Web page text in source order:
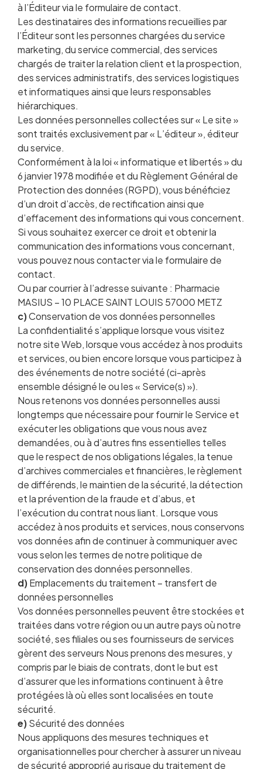
à l’Éditeur via le formulaire de contact.
Les destinataires des informations recueillies par
l’Éditeur sont les personnes chargées du service
marketing, du service commercial, des services
chargés de traiter la relation client et la prospection,
des services administratifs, des services logistiques
et informatiques ainsi que leurs responsables
hiérarchiques.
Les données personnelles collectées sur « Le site »
sont traités exclusivement par « L’éditeur », éditeur
du service.
Conformément à la loi « informatique et libertés » du
6 janvier 1978 modifiée et du Règlement Général de
Protection des données (RGPD), vous bénéficiez
d’un droit d’accès, de rectification ainsi que
d’effacement des informations qui vous concernent.
Si vous souhaitez exercer ce droit et obtenir la
communication des informations vous concernant,
vous pouvez nous contacter via le formulaire de
contact.
Ou par courrier à l’adresse suivante : Pharmacie
MASIUS – 10 PLACE SAINT LOUIS 57000 METZ
c)Conservation de vos données personnelles
La confidentialité s’applique lorsque vous visitez
notre site Web, lorsque vous accédez à nos produits
et services, ou bien encore lorsque vous participez à
des événements de notre société (ci-après
ensemble désigné le ou les « Service(s) »).
Nous retenons vos données personnelles aussi
longtemps que nécessaire pour fournir le Service et
exécuter les obligations que vous nous avez
demandées, ou à d’autres fins essentielles telles
que le respect de nos obligations légales, la tenue
d’archives commerciales et financières, le règlement
de différends, le maintien de la sécurité, la détection
et la prévention de la fraude et d’abus, et
l’exécution du contrat nous liant. Lorsque vous
accédez à nos produits et services, nous conservons
vos données afin de continuer à communiquer avec
vous selon les termes de notre politique de
conservation des données personnelles.
d)Emplacements du traitement – transfert de
données personnelles
Vos données personnelles peuvent être stockées et
traitées dans votre région ou un autre pays où notre
société, ses filiales ou ses fournisseurs de services
gèrent des serveurs Nous prenons des mesures, y
compris par le biais de contrats, dont le but est
d’assurer que les informations continuent à être
protégées là où elles sont localisées en toute
sécurité.
e)Sécurité des données
Nous appliquons des mesures techniques et
organisationnelles pour chercher à assurer un niveau
de sécurité approprié au risque du traitement de